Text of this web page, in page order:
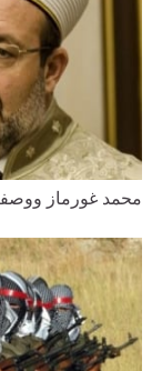
محمد غورماز